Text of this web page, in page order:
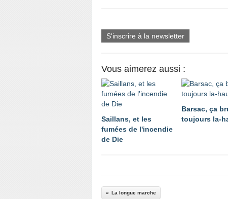
S'inscrire à la newsletter
Vous aimerez aussi :
Saillans, et les
fumées de l'incendie
de Die
Barsac, ça
toujours la-
La longue marche